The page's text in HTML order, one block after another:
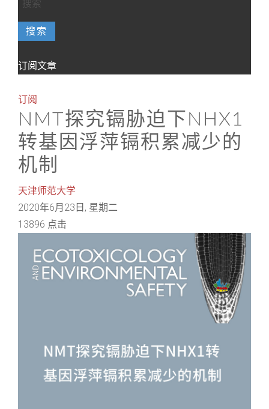
搜索
订阅文章
订阅
NMT探究镉胁迫下NHX1
转基因浮萍镉积累减少的
机制
天津师范大学
2020年6月23日, 星期二
13896 点击